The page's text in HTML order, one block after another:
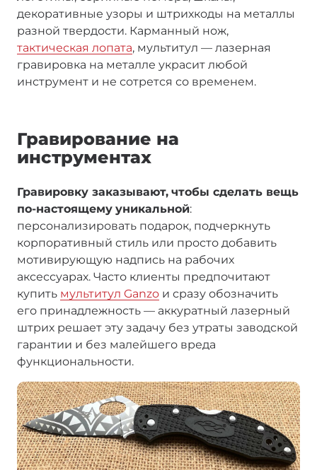
декоративные узоры и штрихкоды на металлы
разной твердости. Карманный нож,
тактическая лопата, мультитул — лазерная
гравировка на металле украсит любой
инструмент и не сотрется со временем.
Гравирование на
инструментах
Гравировку заказывают, чтобы сделать вещь
по-настоящему уникальной:
персонализировать подарок, подчеркнуть
корпоративный стиль или просто добавить
мотивирующую надпись на рабочих
аксессуарах. Часто клиенты предпочитают
купить мультитул Ganzo и сразу обозначить
его принадлежность — аккуратный лазерный
штрих решает эту задачу без утраты заводской
гарантии и без малейшего вреда
функциональности.